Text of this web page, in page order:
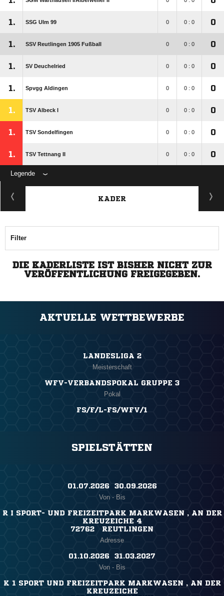
1. SSG Ulm 99 0 0 : 0 0
1. SSV Reutlingen 1905 Fußball 0 0 : 0 0
1. SV Deuchelried 0 0 : 0 0
1. Spvgg Aldingen 0 0 : 0 0
1. TSV Albeck I 0 0 : 0 0
1. TSV Sondelfingen 0 0 : 0 0
1. TSV Tettnang II 0 0 : 0 0
Legende
KADER
Filter
DIE KADERLISTE IST BISHER NICHT ZUR
VERÖFFENTLICHUNG FREIGEGEBEN.
AKTUELLE WETTBEWERBE
LANDESLIGA 2
Meisterschaft
WFV-VERBANDSPOKAL GRUPPE 3
Pokal
FS/F/L-FS/WFV/1
SPIELSTÄTTEN
01.07.2026 ​ 30.09.2026
Von - Bis
R I SPORT- UND FREIZEITPARK MARKWASEN , AN DER
KREUZEICHE 4
72762 REUTLINGEN
Adresse
01.10.2026 ​ 31.03.2027
Von - Bis
K 1 SPORT UND FREIZEITPARK MARKWASEN , AN DER
KREUZEICHE